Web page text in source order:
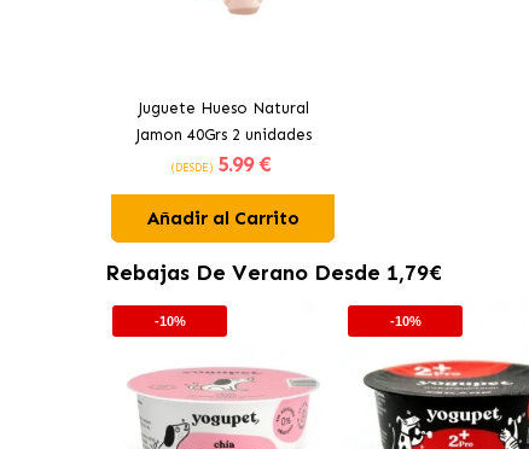
Juguete Hueso Natural
Jamon 40Grs 2 unidades
Comestible 2 unidades
(DESDE) 5.99 €
Añadir al Carrito
Rebajas De Verano Desde 1,79€
-10% -10%